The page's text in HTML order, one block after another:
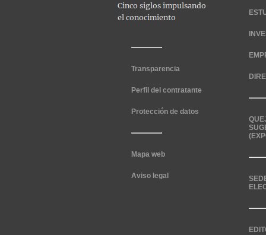
Transparencia
Perfil del contratante
Protección de datos
Mapa web
Aviso legal